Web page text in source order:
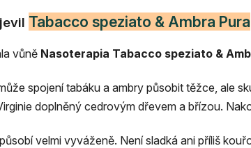
Tabacco speziato & Ambra Pura
vůně Nasoterapia Tabacco speziato &
spojení tabáku a ambry působit těžce, ale
doplněný cedrovým dřevem a břízou.
velmi vyváženě. Není sladká ani příliš